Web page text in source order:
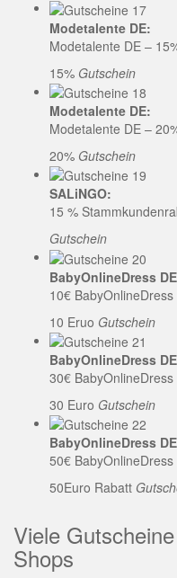
Modetalente DE:
Modetalente DE –
15% Gutschein
Modetalente DE:
Modetalente DE –
20% Gutschein
SALiNGO:
15 %
Gutschein
BabyOnlineDress
10€
10 Eruo Gutschein
BabyOnlineDress
30€
30 Euro Gutschein
BabyOnlineDress
50€
50Euro Rabatt
Viele
Shops